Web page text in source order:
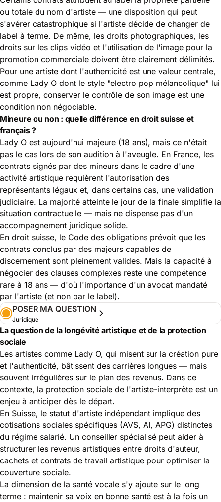
ou totale du nom d'artiste — une disposition qui peut
s'avérer catastrophique si l'artiste décide de changer de
label à terme. De même, les droits photographiques, les
droits sur les clips vidéo et l'utilisation de l'image pour la
promotion commerciale doivent être clairement délimités.
Pour une artiste dont l'authenticité est une valeur centrale,
comme Lady O dont le style "electro pop mélancolique" lui
est propre, conserver le contrôle de son image est une
condition non négociable.
Mineure ou non : quelle différence en droit suisse et
français ?
Lady O est aujourd'hui majeure (18 ans), mais ce n'était
pas le cas lors de son audition à l'aveugle. En France, les
contrats signés par des mineurs dans le cadre d'une
activité artistique requièrent l'autorisation des
représentants légaux et, dans certains cas, une validation
judiciaire. La majorité atteinte le jour de la finale simplifie la
situation contractuelle — mais ne dispense pas d'un
accompagnement juridique solide.
En droit suisse, le Code des obligations prévoit que les
contrats conclus par des majeurs capables de
discernement sont pleinement valides. Mais la capacité à
négocier des clauses complexes reste une compétence
rare à 18 ans — d'où l'importance d'un avocat mandaté
par l'artiste (et non par le label).
POSER MA QUESTION
Juridique
La question de la longévité artistique et de la protection
sociale
Les artistes comme Lady O, qui misent sur la création pure
et l'authenticité, bâtissent des carrières longues — mais
souvent irrégulières sur le plan des revenus. Dans ce
contexte, la protection sociale de l'artiste-interprète est un
enjeu à anticiper dès le départ.
En Suisse, le statut d'artiste indépendant implique des
cotisations sociales spécifiques (AVS, AI, APG) distinctes
du régime salarié. Un conseiller spécialisé peut aider à
structurer les revenus artistiques entre droits d'auteur,
cachets et contrats de travail artistique pour optimiser la
couverture sociale.
La dimension de la santé vocale s'y ajoute sur le long
terme : maintenir sa voix en bonne santé est à la fois un